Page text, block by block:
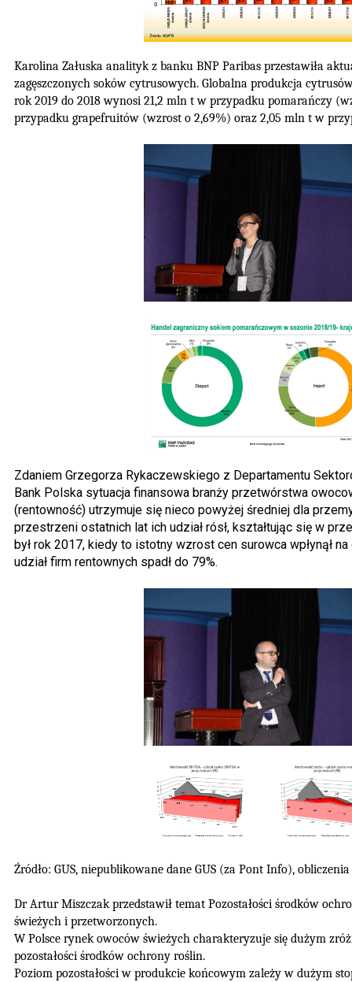
Karolina Załuska analityk z banku BNP Paribas przestawiła
zagęszczonych soków cytrusowych. Globalna produkcja
rok 2019 do 2018 wynosi 21,2 mln t w przypadku pomarańczy
przypadku grapefruitów (wzrost o 2,69%) oraz 2,05 mln t w
Zdaniem Grzegorza Rykaczewskiego z Departamentu
Bank Polska sytuacja finansowa branży przetwórstwa
(rentowność) utrzymuje się nieco powyżej średniej dla
przestrzeni ostatnich lat ich udział rósł, kształtując się w
był rok 2017, kiedy to istotny wzrost cen surowca wpłynął
udział firm rentownych spadł do 79%.
Źródło: GUS, niepublikowane dane GUS (za Pont Info),
Dr Artur Miszczak przedstawił temat Pozostałości środków
świeżych i przetworzonych.
W Polsce rynek owoców świeżych charakteryzuje się dużym
pozostałości środków ochrony roślin.
Poziom pozostałości w produkcie końcowym zależy w dużym